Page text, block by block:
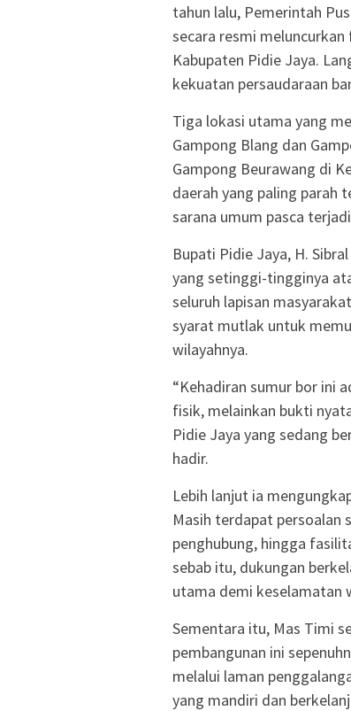
tahun lalu, Pemerintah
secara resmi
Kabupaten Pidie Jaya.
kekuatan persaudaraan
Tiga lokasi utama yang
Gampong Blang dan
Gampong Beurawang di
daerah yang paling parah
sarana umum pasca
Bupati Pidie Jaya, H.
yang setinggi-tingginya
seluruh lapisan
syarat mutlak untuk
wilayahnya.
“Kehadiran sumur bor ini
fisik, melainkan bukti
Pidie Jaya yang sedang
hadir.
Lebih lanjut ia
Masih terdapat persoalan
penghubung, hingga
sebab itu, dukungan
utama demi keselamatan
Sementara itu, Mas Timi
pembangunan ini
melalui laman
yang mandiri dan